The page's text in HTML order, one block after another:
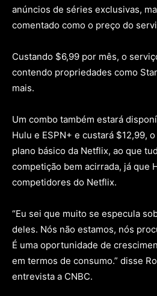
anúncios de séries exclusivas,
comentado como o preço do
Custando $6,99 por mês, o
contendo propriedades como
mais.
Um combo também estará
Hulu e ESPN+ e custará $12,99,
plano básico da Netflix, ao que
competição bem acirrada, já que
competidores do Netflix.
“Eu sei que muito se especula
deles. Nós não estamos, nós
É uma oportunidade de
em termos de consumo.” disse
entrevista a CNBC.